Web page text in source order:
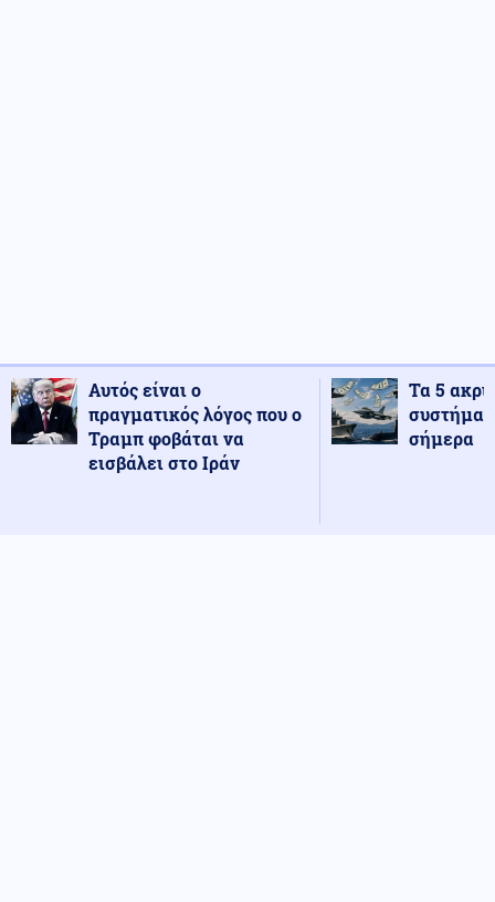
Αυτός είναι ο
πραγματικός λόγος που ο
Τραμπ φοβάται να
εισβάλει στο Ιράν
Τα 5
σήμερα